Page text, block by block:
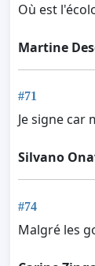
Où est
Martine
#71
Je signe car
Silvano
#74
Malgré les